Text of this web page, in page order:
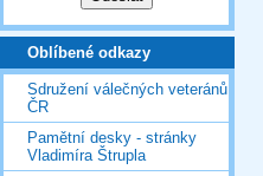
Oblíbené odkazy
Sdružení válečných veteránů
ČR
Pamětní desky - stránky
Vladimíra Štrupla